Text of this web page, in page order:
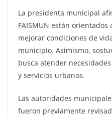
La presidenta municipal
FAISMUN están
mejorar condiciones de
municipio. Asimismo,
busca atender
y servicios urbanos.
Las autoridades
fueron previamente